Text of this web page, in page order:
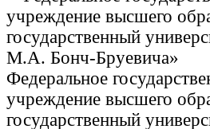
Федеральное
учреждение высшего
государственный